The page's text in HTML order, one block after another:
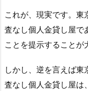
これが、現実です。東
査なし個人金貸し屋で
ことを提示することが
しかし、逆を言えば
査なし個人金貸し屋は